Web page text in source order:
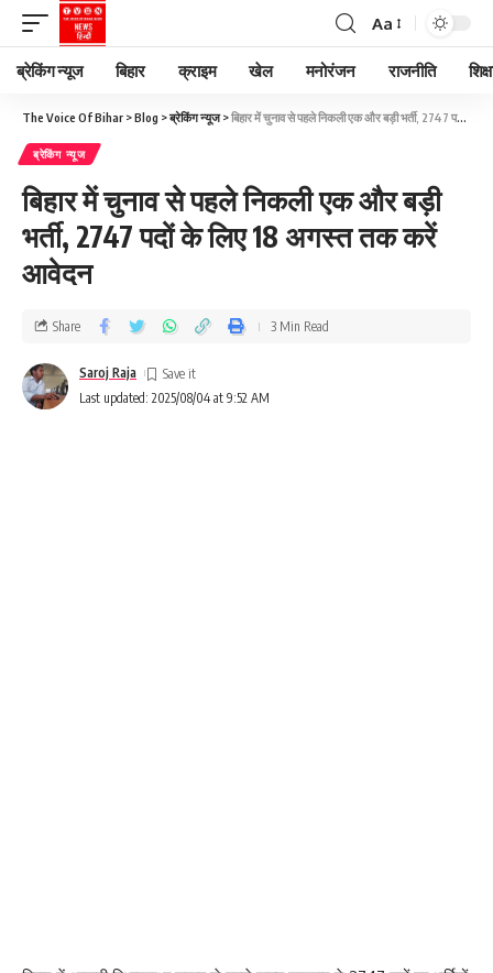
Aa
ब्रेकिंग न्यूज बिहार क्राइम खेल मनोरंजन राजनीति
The Voice Of Bihar >Blog >ब्रेकिंग न्यूज>बिहार में चुनाव से पहले निकली एक और बड़ी भर्ती, 2747 पदों के लिए 18 अगस्त तक करें आवेदन
ब्रेकिंग न्यूज
बिहार में चुनाव से पहले निकली एक और बड़ी
भर्ती, 2747 पदों के लिए 18 अगस्त तक करें
आवेदन
Last updated: 2025/08/04 at 9:52 AM
Saroj Raja
Share 3 Min Read